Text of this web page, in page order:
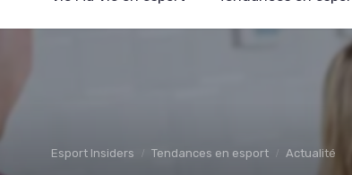
Esport Insiders Tendances en esport Actualité